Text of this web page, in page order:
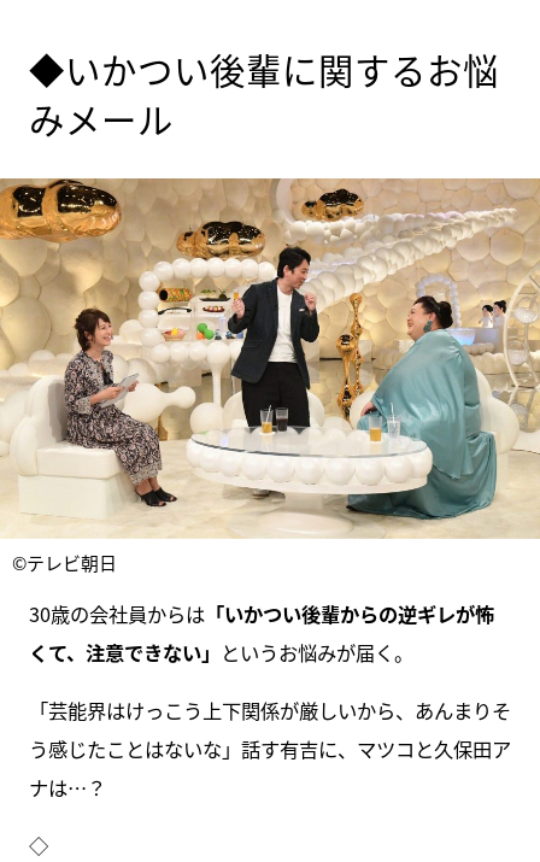
◆いかつい後輩に関するお悩
みメール
©テレビ朝日
30歳の会社員からは「いかつい後輩からの逆ギレが怖
くて、注意できない」 というお悩みが届く。
「芸能界はけっこう上下関係が厳しいから、あんまりそ
う感じたことはないな」話す有吉に、マツコと久保田ア
ナは…？
◇